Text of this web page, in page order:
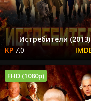
Истребители (2013)
7.0
FHD (1080p)